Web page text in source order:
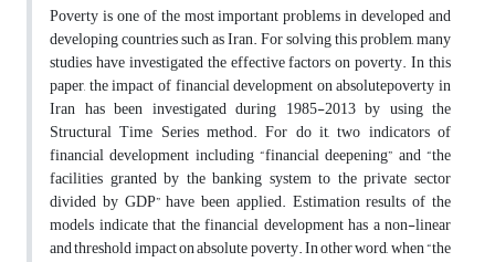
Poverty is one of the most important problems in developed and
developing countries such as Iran. For solving this problem, many
studies have investigated the effective factors on poverty. In this
paper, the impact of financial development on absolutepoverty in
Iran has been investigated during 1985-2013 by using the
Structural Time Series method. For do it, two indicators of
financial development including “financial deepening” and “the
facilities granted by the banking system to the private sector
divided by GDP” have been applied. Estimation results of the
models indicate that the financial development has a non-linear
and threshold impact on absolute poverty. In other word, when “the